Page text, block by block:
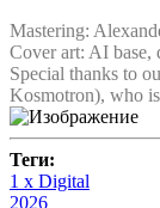
Mastering:
Cover art: AI base,
Special thanks to
Kosmotron), who
Теги:
1 x Digital
2026